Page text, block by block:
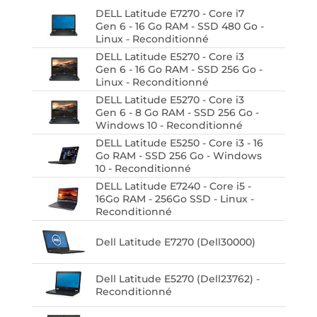
DELL Latitude E7270 - Core i7
Gen 6 - 16 Go RAM - SSD 480 Go -
Linux - Reconditionné
DELL Latitude E5270 - Core i3
Gen 6 - 16 Go RAM - SSD 256 Go -
Linux - Reconditionné
DELL Latitude E5270 - Core i3
Gen 6 - 8 Go RAM - SSD 256 Go -
Windows 10 - Reconditionné
DELL Latitude E5250 - Core i3 - 16
Go RAM - SSD 256 Go - Windows
10 - Reconditionné
DELL Latitude E7240 - Core i5 -
16Go RAM - 256Go SSD - Linux -
Reconditionné
Dell Latitude E7270 (Dell30000)
Dell Latitude E5270 (Dell23762) -
Reconditionné